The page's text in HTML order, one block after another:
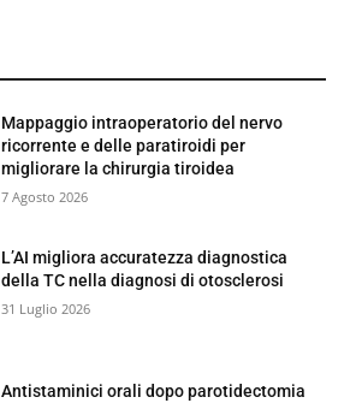
Mappaggio intraoperatorio del nervo
ricorrente e delle paratiroidi per
migliorare la chirurgia tiroidea
7 Agosto 2026
L’AI migliora accuratezza diagnostica
della TC nella diagnosi di otosclerosi
31 Luglio 2026
Antistaminici orali dopo parotidectomia